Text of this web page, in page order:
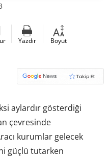
Yazdır Boyut
aylardır gösterdiği
çevresinde
kurumlar gelecek
güçlü tutarken